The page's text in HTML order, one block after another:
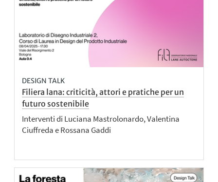
DESIGN TALK
Filiera lana: criticità, attori e pratiche per un
futuro sostenibile
Interventi di Luciana Mastrolonardo, Valentina
Ciuffreda e Rossana Gaddi